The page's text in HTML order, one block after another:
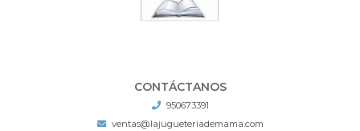
CONTÁCTANOS
950673391
ventas@lajugueteriademama.com